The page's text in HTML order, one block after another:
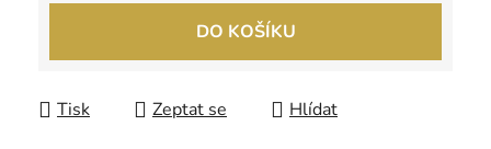
DO KOŠÍKU
Tisk Zeptat se Hlídat